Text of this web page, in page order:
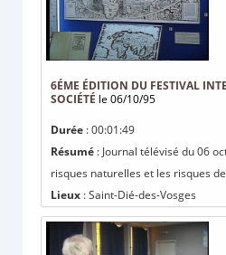
6ÉME ÉDITION DU FESTIVAL
SOCIÉTÉ le 06/10/95
Durée : 00:01:49
Résumé : Journal télévisé du 06
risques naturelles et les risques
Lieux : Saint-Dié-des-Vosges